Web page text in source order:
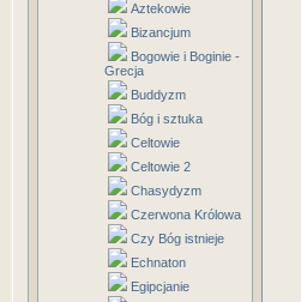
Aztekowie
Bizancjum
Bogowie i Boginie -
Grecja
Buddyzm
Bóg i sztuka
Celtowie
Celtowie 2
Chasydyzm
Czerwona Królowa
Czy Bóg istnieje
Echnaton
Egipcjanie